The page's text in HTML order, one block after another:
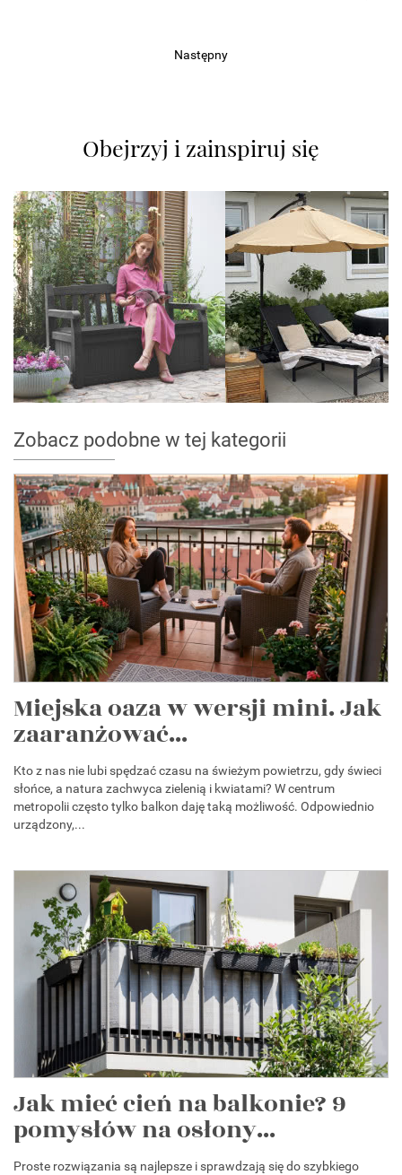
Następny
Obejrzyj i zainspiruj się
Zobacz podobne w tej kategorii
Miejska oaza w wersji mini. Jak
zaaranżować...
Kto z nas nie lubi spędzać czasu na świeżym powietrzu, gdy świeci
słońce, a natura zachwyca zielenią i kwiatami? W centrum
metropolii często tylko balkon daję taką możliwość. Odpowiednio
urządzony,...
Jak mieć cień na balkonie? 9
pomysłów na osłony...
Proste rozwiązania są najlepsze i sprawdzają się do szybkiego